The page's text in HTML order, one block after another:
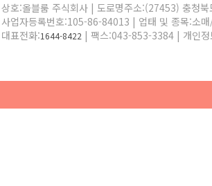
상호:올블룸 주식회사 | 도로명주소:(27453) 충청
사업자등록번호:105-86-84013 | 업태 및 종목:소
대표전화:1644-8422 | 팩스:043-853-3384 | 개인정